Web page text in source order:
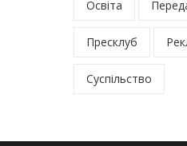
Освіта
Пресклуб
Суспільство